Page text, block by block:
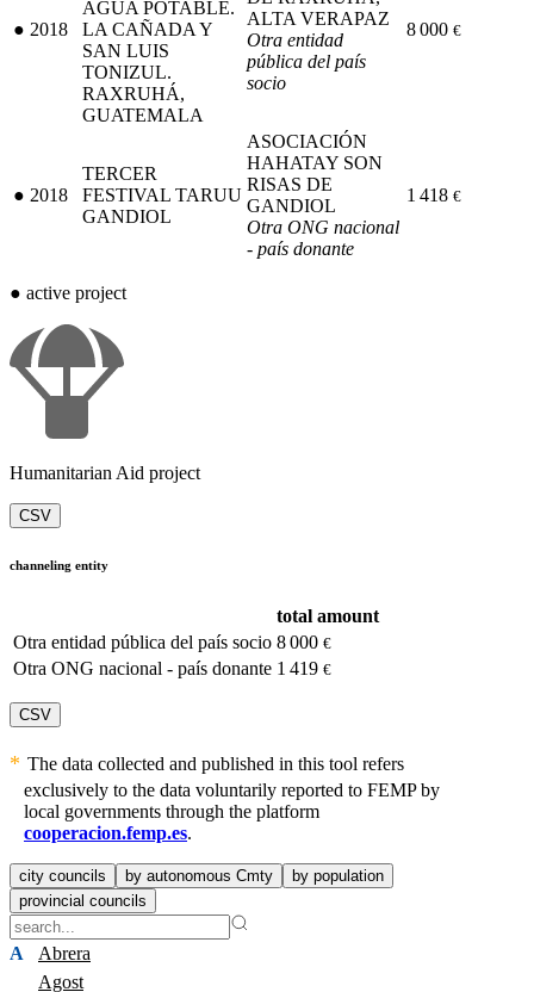
● 2018
AGUA POTABLE.
LA CAÑADA Y
SAN LUIS
TONIZUL.
RAXRUHÁ,
GUATEMALA
ALTA VERAPAZ
Otra entidad
pública del país
socio
8 000 €
● 2018
TERCER
FESTIVAL TARUU
GANDIOL
ASOCIACIÓN
HAHATAY SON
RISAS DE
GANDIOL
Otra ONG nacional
- país donante
1 418 €
● active project
Humanitarian Aid project
CSV
channeling entity
total amount
Otra entidad pública del país socio 8 000 €
Otra ONG nacional - país donante 1 419 €
CSV
The data collected and published in this tool refers
exclusively to the data voluntarily reported to FEMP by
local governments through the platform
cooperacion.femp.es.
city councils by autonomous Cmty
by population
provincial councils
A
Abrera
Agost